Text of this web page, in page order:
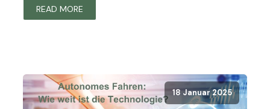
READ MORE
18 Januar 2025